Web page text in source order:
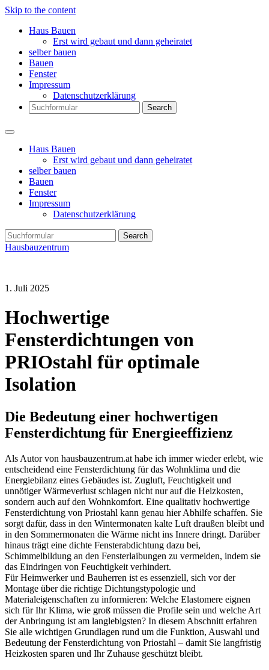
Skip to the content
Haus Bauen
Erst wird gebaut und dann geheiratet
selber bauen
Bauen
Fenster
Impressum
Datenschutzerklärung
Search
Haus Bauen
Erst wird gebaut und dann geheiratet
selber bauen
Bauen
Fenster
Impressum
Datenschutzerklärung
Search
Hausbauzentrum
1. Juli 2025
Hochwertige
Fensterdichtungen von
PRIOstahl für optimale
Isolation
Die Bedeutung einer hochwertigen
Fensterdichtung für Energieeffizienz
Als Autor von hausbauzentrum.at habe ich immer wieder erlebt, wie
entscheidend eine Fensterdichtung für das Wohnklima und die
Energiebilanz eines Gebäudes ist. Zugluft, Feuchtigkeit und
unnötiger Wärmeverlust schlagen nicht nur auf die Heizkosten,
sondern auch auf den Wohnkomfort. Eine qualitativ hochwertige
Fensterdichtung von Priostahl kann genau hier Abhilfe schaffen. Sie
sorgt dafür, dass in den Wintermonaten kalte Luft draußen bleibt und
in den Sommermonaten die Wärme nicht ins Innere dringt. Darüber
hinaus trägt eine dichte Fensterabdichtung dazu bei,
Schimmelbildung an den Fensterlaibungen zu vermeiden, indem sie
das Eindringen von Feuchtigkeit verhindert.
Für Heimwerker und Bauherren ist es essenziell, sich vor der
Montage über die richtige Dichtungstypologie und
Materialeigenschaften zu informieren: Welche Elastomere eignen
sich für Ihr Klima, wie groß müssen die Profile sein und welche Art
der Anbringung ist am langlebigsten? In diesem Abschnitt erfahren
Sie alle wichtigen Grundlagen rund um die Funktion, Auswahl und
Bedeutung der Fensterdichtung von Priostahl – damit Sie langfristig
Heizkosten sparen und Ihr Zuhause geschützt bleibt.